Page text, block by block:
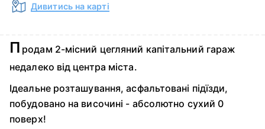
Дивитись на карті
П родам 2-місний цегляний капітальний гараж
недалеко від центра міста.
Ідеальне розташування, асфальтовані підїзди,
побудовано на височині - абсолютно сухий 0
поверх!